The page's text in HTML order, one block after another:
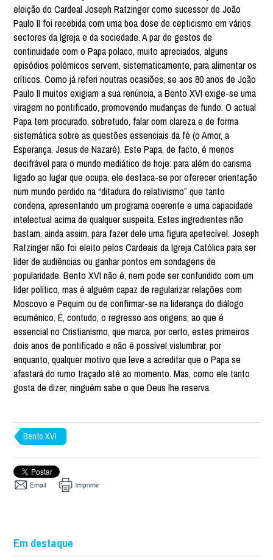
eleição do Cardeal Joseph Ratzinger como sucessor de João
Paulo II foi recebida com uma boa dose de cepticismo em vários
sectores da Igreja e da sociedade. A par de gestos de
continuidade com o Papa polaco, muito apreciados, alguns
episódios polémicos servem, sistematicamente, para alimentar os
críticos. Como já referi noutras ocasiões, se aos 80 anos de João
Paulo II muitos exigiam a sua renúncia, a Bento XVI exige-se uma
viragem no pontificado, promovendo mudanças de fundo. O actual
Papa tem procurado, sobretudo, falar com clareza e de forma
sistemática sobre as questões essenciais da fé (o Amor, a
Esperança, Jesus de Nazaré). Este Papa, de facto, é menos
decifrável para o mundo mediático de hoje: para além do carisma
ligado ao lugar que ocupa, ele destaca-se por oferecer orientação
num mundo perdido na “ditadura do relativismo” que tanto
condena, apresentando um programa coerente e uma capacidade
intelectual acima de qualquer suspeita. Estes ingredientes não
bastam, ainda assim, para fazer dele uma figura apetecível. Joseph
Ratzinger não foi eleito pelos Cardeais da Igreja Católica para ser
líder de audiências ou ganhar pontos em sondagens de
popularidade. Bento XVI não é, nem pode ser confundido com um
líder político, mas é alguém capaz de regularizar relações com
Moscovo e Pequim ou de confirmar-se na liderança do diálogo
ecuménico. É, contudo, o regresso aos origens, ao que é
essencial no Cristianismo, que marca, por certo, estes primeiros
dois anos de pontificado e não é possível vislumbrar, por
enquanto, qualquer motivo que leve a acreditar que o Papa se
afastará do rumo traçado até ao momento. Mas, como ele tanto
gosta de dizer, ninguém sabe o que Deus lhe reserva.
Bento XVI
Em destaque